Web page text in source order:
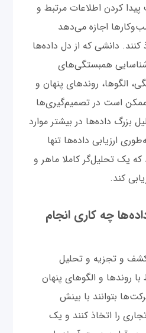
کردن اطلاعات مرتبط و
اجازه می‌دهد
دانشی که از دل داده‌ها
همبستگی‌های
الگوها، روندهای پنهان و
است در تصمیم‌گیری‌ها
بزرگ‌ داده‌ها در بیشتر موارد
ارزیابی داده‌ها تنها
یک تحلیل‌گر کاملا ماهر و
کند.
چه کاری انجام
کشف و تجزیه و تحلیل
روندها و الگوهای پنهان
بتوانند با بینش
را اتخاذ کنند و یک